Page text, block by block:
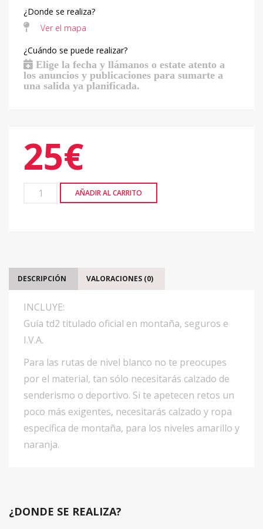
¿Donde se realiza?
Ver el mapa
¿Cuándo se puede realizar?
Elige la fecha y llámanos o estate atento a
los anuncios y publicaciones para sumarte a
una salida ya planificada.
25€
AÑADIR AL CARRITO
DESCRIPCIÓN VALORACIONES (0)
INCLUYE:
Guía td2 titulado oficial en montaña, seguros e
I.V.A.
Para las rutas de nivel blanco no te preocupes
por el material, tan sólo necesitarás calzado de
senderismo o deportivo. Si te apetecen retos un
poco más exigentes, necesitarás calzado y ropa
específica de montaña, para los niveles amarillo y
naranja.
¿DONDE SE REALIZA?